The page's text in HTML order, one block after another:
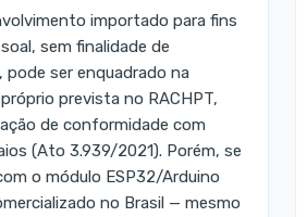
importado para fins
sem finalidade de
pode ser enquadrado na
prevista no RACHPT,
de conformidade com
(Ato 3.939/2021). Porém, se
o módulo ESP32/Arduino
no Brasil — mesmo